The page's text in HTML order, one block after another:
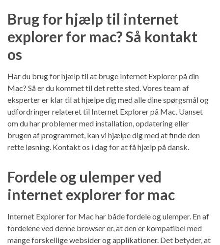
Brug for hjælp til internet
explorer for mac? Så kontakt
os
Har du brug for hjælp til at bruge Internet Explorer på din
Mac? Så er du kommet til det rette sted. Vores team af
eksperter er klar til at hjælpe dig med alle dine spørgsmål og
udfordringer relateret til Internet Explorer på Mac. Uanset
om du har problemer med installation, opdatering eller
brugen af programmet, kan vi hjælpe dig med at finde den
rette løsning. Kontakt os i dag for at få hjælp på dansk.
Fordele og ulemper ved
internet explorer for mac
Internet Explorer for Mac har både fordele og ulemper. En af
fordelene ved denne browser er, at den er kompatibel med
mange forskellige websider og applikationer. Det betyder, at